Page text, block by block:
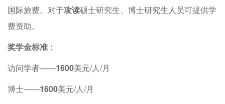
国际旅费。对于攻读硕士研究生、博士研究生人员可提供学
费资助。
奖学金标准 ：
访问学者——1600美元/人/月
博士——1600美元/人/月